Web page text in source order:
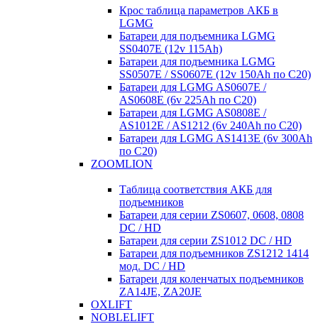
Крос таблица параметров АКБ в
LGMG
Батареи для подъемника LGMG
SS0407E (12v 115Ah)
Батареи для подъемника LGMG
SS0507E / SS0607E (12v 150Ah по С20)
Батареи для LGMG AS0607E /
AS0608E (6v 225Ah по С20)
Батареи для LGMG AS0808E /
AS1012E / AS1212 (6v 240Ah по С20)
Батареи для LGMG AS1413E (6v 300Ah
по С20)
ZOOMLION
Таблица соответствия АКБ для
подъемников
Батареи для серии ZS0607, 0608, 0808
DC / HD
Батареи для серии ZS1012 DC / HD
Батареи для подъемников ZS1212 1414
мод. DC / HD
Батареи для коленчатых подъемников
ZA14JE, ZA20JE
OXLIFT
NOBLELIFT